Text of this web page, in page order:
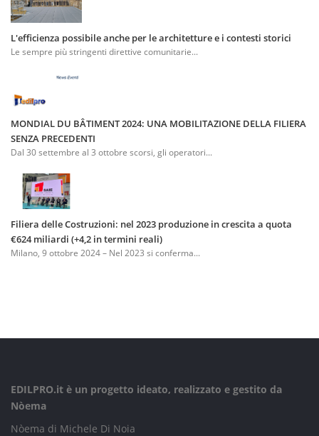
L'efficienza possibile anche per le architetture e i contesti storici
Le sempre più stringenti direttive comunitarie...
MONDIAL DU BÂTIMENT 2024: UNA MOBILITAZIONE DELLA FILIERA
SENZA PRECEDENTI
Dal 30 settembre al 3 ottobre scorsi, gli operatori...
Filiera delle Costruzioni: nel 2023 produzione in crescita a quota
€624 miliardi (+4,2 in termini reali)
Milano, 9 ottobre 2024 – Nel 2023 si conferma...
EDILPRO.it è un progetto ideato, realizzato e gestito da
Nòema
Nòema di Michele Di Noia